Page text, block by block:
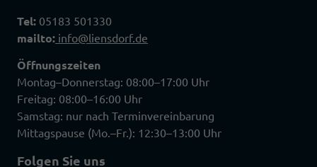
Tel: 05183 501330
mailto: info@liensdorf.de
Öffnungszeiten
Montag–Donnerstag: 08:00–17:00 Uhr
Freitag: 08:00–16:00 Uhr
Samstag: nur nach Terminvereinbarung
Mittagspause (Mo.–Fr.): 12:30–13:00 Uhr
Folgen Sie uns